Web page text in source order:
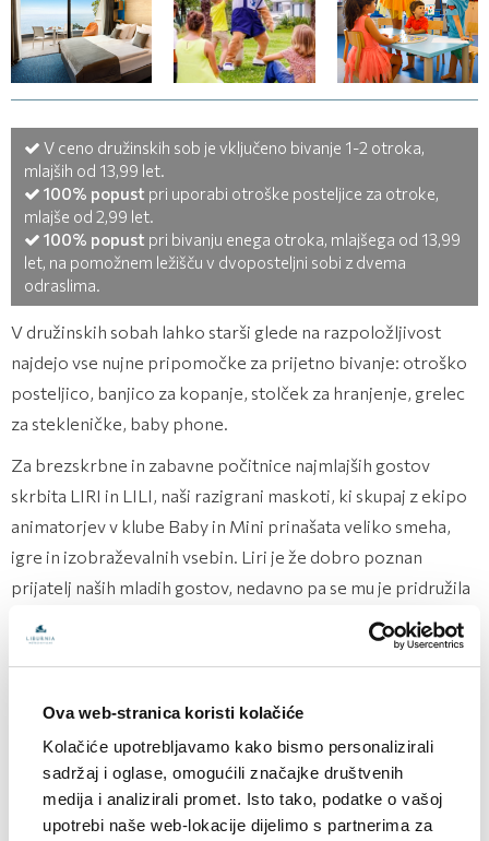
Ova web-stranica koristi kolačiće
Kolačiće upotrebljavamo kako bismo personalizirali
sadržaj i oglase, omogućili značajke društvenih
medija i analizirali promet. Isto tako, podatke o vašoj
upotrebi naše web-lokacije dijelimo s partnerima za
(28 fotografij) (28 fotografij) (28 fotografij)
V ceno družinskih sob je vključeno bivanje 1-2 otroka,
mlajših od 13,99 let.
100% popust pri uporabi otroške posteljice za otroke,
mlajše od 2,99 let.
100% popust pri bivanju enega otroka, mlajšega od 13,99
let, na pomožnem ležišču v dvoposteljni sobi z dvema
odraslima.
V družinskih sobah lahko starši glede na razpoložljivost
najdejo vse nujne pripomočke za prijetno bivanje: otroško
posteljico, banjico za kopanje, stolček za hranjenje, grelec
za stekleničke, baby phone.
Za brezskrbne in zabavne počitnice najmlajših gostov
skrbita LIRI in LILI, naši razigrani maskoti, ki skupaj z ekipo
animatorjev v klube Baby in Mini prinašata veliko smeha,
igre in izobraževalnih vsebin. Liri je že dobro poznan
prijatelj naših mladih gostov, nedavno pa se mu je pridružila
tudi vesela in vedoželjna Lili, ki obožuje druženje z otroki iz
vseh delov sveta, in je vedno pripravljena na novo
Za tiste, ki želijo ostati aktivni tudi tekom počitnic, naš
program Fit&Active nudi popolno kombinacijo zabave in
rekreacije, zlasti v toplih poletnih mesecih. V sodobno
opremljeni telovadnici Fit&Active Gym vas pričakujejo